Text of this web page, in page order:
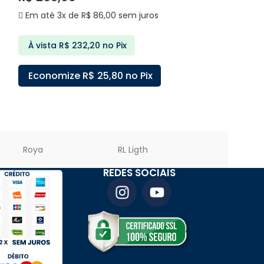
Em até 3x de R$ 86,00 sem juros
À vista R$ 232,20 no Pix
Economize R$ 25,80 no Pix
Roya RL Ligth
REDES SOCIAIS